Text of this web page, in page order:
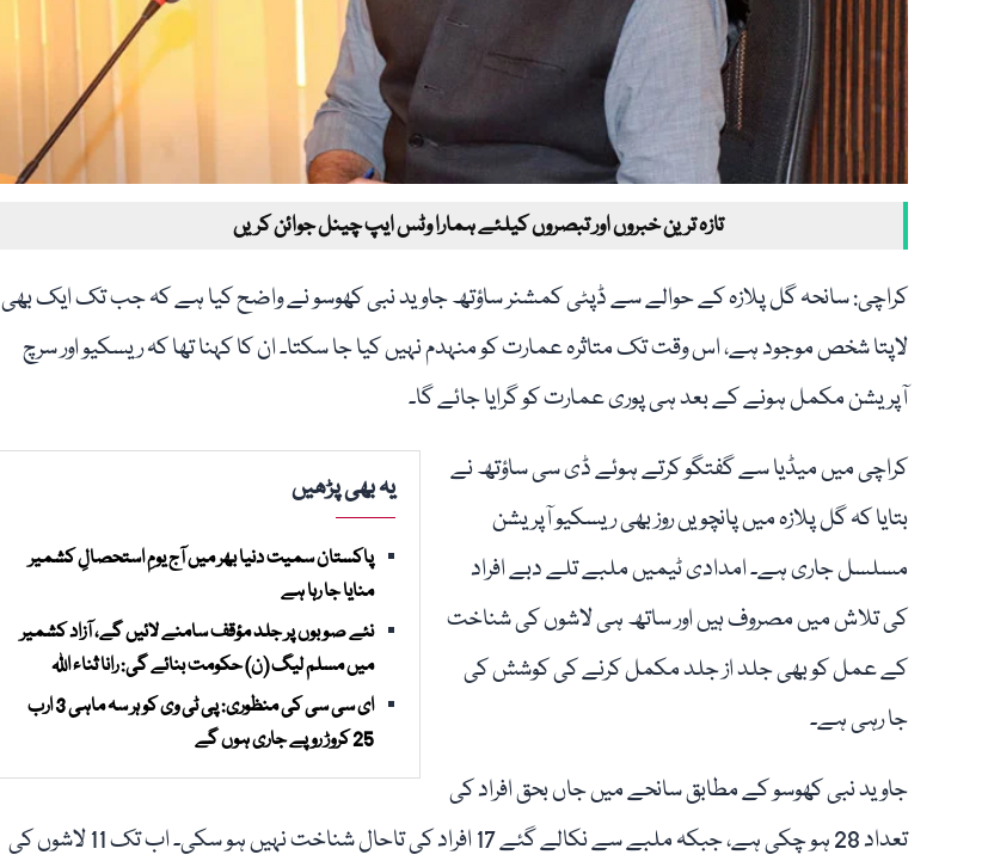
تازہ ترین خبروں اور تبصروں کیلئے ہمارا وٹس ایپ چینل جوائن کریں
کراچی: سانحہ گل پلازہ کے حوالے سے ڈپٹی کمشنر ساؤتھ جاوید نبی کھوسو نے واضح کیا ہے کہ جب تک ایک بھی
لاپتا شخص موجود ہے، اس وقت تک متاثرہ عمارت کو منہدم نہیں کیا جا سکتا۔ ان کا کہنا تھا کہ ریسکیو اور سرچ
آپریشن مکمل ہونے کے بعد ہی پوری عمارت کو گرایا جائے گا۔
یہ بھی پڑھیں
پاکستان سمیت دنیا بھر میں آج یومِ استحصالِ کشمیر
منایا جا رہا ہے
نئے صوبوں پر جلد مؤقف سامنے لائیں گے، آزاد کشمیر
میں مسلم لیگ (ن) حکومت بنائے گی: رانا ثناء اللہ
ای سی سی کی منظوری: پی ٹی وی کو ہر سہ ماہی 3 ارب
25 کروڑ روپے جاری ہوں گے
کراچی میں میڈیا سے گفتگو کرتے ہوئے ڈی سی ساؤتھ نے
بتایا کہ گل پلازہ میں پانچویں روز بھی ریسکیو آپریشن
مسلسل جاری ہے۔ امدادی ٹیمیں ملبے تلے دبے افراد
کی تلاش میں مصروف ہیں اور ساتھ ہی لاشوں کی شناخت
کے عمل کو بھی جلد از جلد مکمل کرنے کی کوشش کی
جا رہی ہے۔
جاوید نبی کھوسو کے مطابق سانحے میں جاں بحق افراد کی
تعداد 28 ہو چکی ہے، جبکہ ملبے سے نکالے گئے 17 افراد کی تاحال شناخت نہیں ہو سکی۔ اب تک 11 لاشوں کی